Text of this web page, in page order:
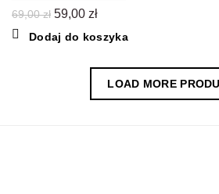
69,00zł Pierwotna
wynosiła:
59,00 złAktualna
wynosi:
Dodaj do koszyka
LOAD MORE